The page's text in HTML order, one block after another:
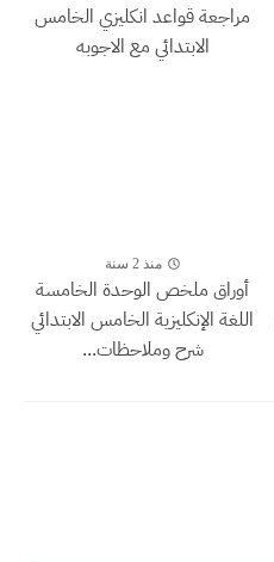
مراجعة قواعد انكليزي الخامس
الابتدائي مع الاجوبه
منذ 2 سنة
أوراق ملخص الوحدة الخامسة
اللغة الإنكليزية الخامس الابتدائي
شرح وملاحظات...